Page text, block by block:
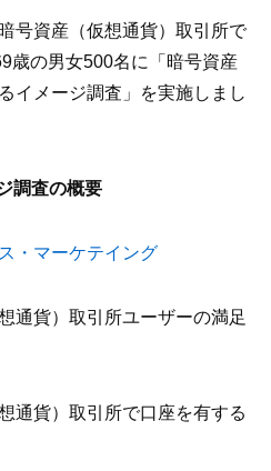
号資産（仮想通貨）取引所で
歳の男女500名に「暗号資産
イメージ調査」を実施しまし
調査の概要
・マーケテイング
通貨）取引所ユーザーの満足
通貨）取引所で口座を有する